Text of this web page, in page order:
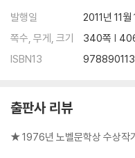
발행일
2011년 11월
쪽수, 무게, 크기
340쪽 |
ISBN13
출판사 리뷰
★ 1976년 노벨문학상 수상작